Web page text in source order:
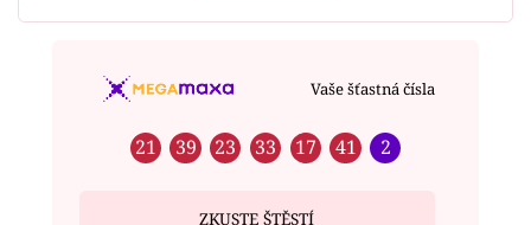
Vaše šťastná čísla
21 39 23 33 17 41 2
ZKUSTE ŠTĚSTÍ